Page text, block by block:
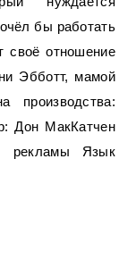
бы работать
своё отношение
Эбботт, мамой
производства:
Дон МакКатчен
рекламы Язык